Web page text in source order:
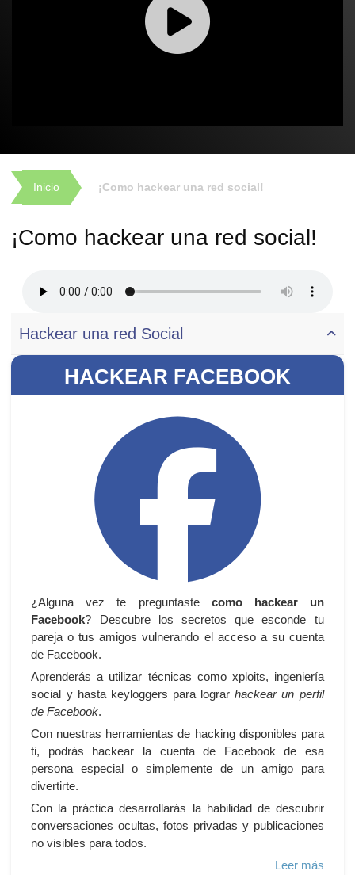
Inicio ¡Como hackear una red social!
¡Como hackear una red social!
Hackear una red Social
HACKEAR FACEBOOK
¿Alguna vez te preguntaste como hackear un
Facebook? Descubre los secretos que esconde tu
pareja o tus amigos vulnerando el acceso a su cuenta
de Facebook.
Aprenderás a utilizar técnicas como xploits, ingeniería
social y hasta keyloggers para lograrhackear un perfil
de Facebook.
Con nuestras herramientas de hacking disponibles para
ti, podrás hackear la cuenta de Facebook de esa
persona especial o simplemente de un amigo para
divertirte.
Con la práctica desarrollarás la habilidad de descubrir
conversaciones ocultas, fotos privadas y publicaciones
no visibles para todos.
Leer más